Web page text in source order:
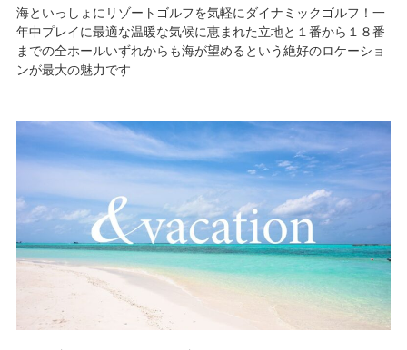
海といっしょにリゾートゴルフを気軽にダイナミックゴルフ！一
年中プレイに最適な温暖な気候に恵まれた立地と１番から１８番
までの全ホールいずれからも海が望めるという絶好のロケーショ
ンが最大の魅力です